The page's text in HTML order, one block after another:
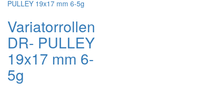
Variatorrollen
DR- PULLEY
19x17 mm 6-
5g